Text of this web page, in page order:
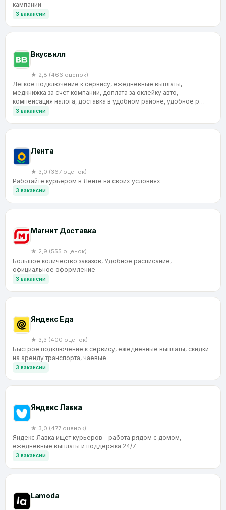
кампании
3 вакансии
Вкусвилл
★ 2,8 (466 оценок)
Легкое подключение к сервису, ежедневные выплаты,
медкнижка за счет компании, доплата за оклейку авто,
компенсация налога, доставка в удобном районе, удобное р…
3 вакансии
Лента
★ 3,0 (367 оценок)
Работайте курьером в Ленте на своих условиях
3 вакансии
Магнит Доставка
★ 2,9 (555 оценок)
Большое количество заказов, Удобное расписание,
официальное оформление
3 вакансии
Яндекс Еда
★ 3,3 (400 оценок)
Быстрое подключение к сервису, ежедневные выплаты, скидки
на аренду транспорта, чаевые
3 вакансии
Яндекс Лавка
★ 3,0 (477 оценок)
Яндекс Лавка ищет курьеров – работа рядом с домом,
ежедневные выплаты и поддержка 24/7
3 вакансии
Lamoda